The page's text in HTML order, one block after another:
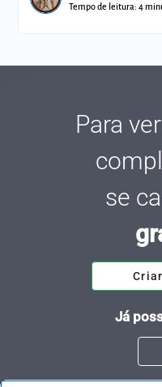
Tempo de leitura: 4
Para
se
Já